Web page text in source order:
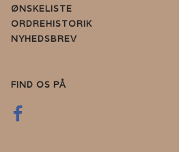
ØNSKELISTE
ORDREHISTORIK
NYHEDSBREV
FIND OS PÅ